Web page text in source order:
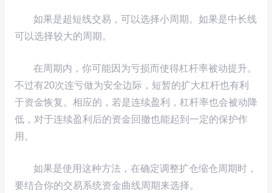
如果是超短线交易，可以选择小周期。如果是中长线
可以选择较大的周期。
在周期内，你可能因为亏损而使得杠杆率被动提升。
不过有20次连亏做为安全边际，短暂的扩大杠杆也有利
于资金恢复。相应的，若是连续盈利，杠杆率也会被动降
低，对于连续盈利后的资金回撤也能起到一定的保护作
用。
如果是使用这种方法，在确定调整扩仓缩仓周期时，
要结合你的交易系统资金曲线周期来选择。